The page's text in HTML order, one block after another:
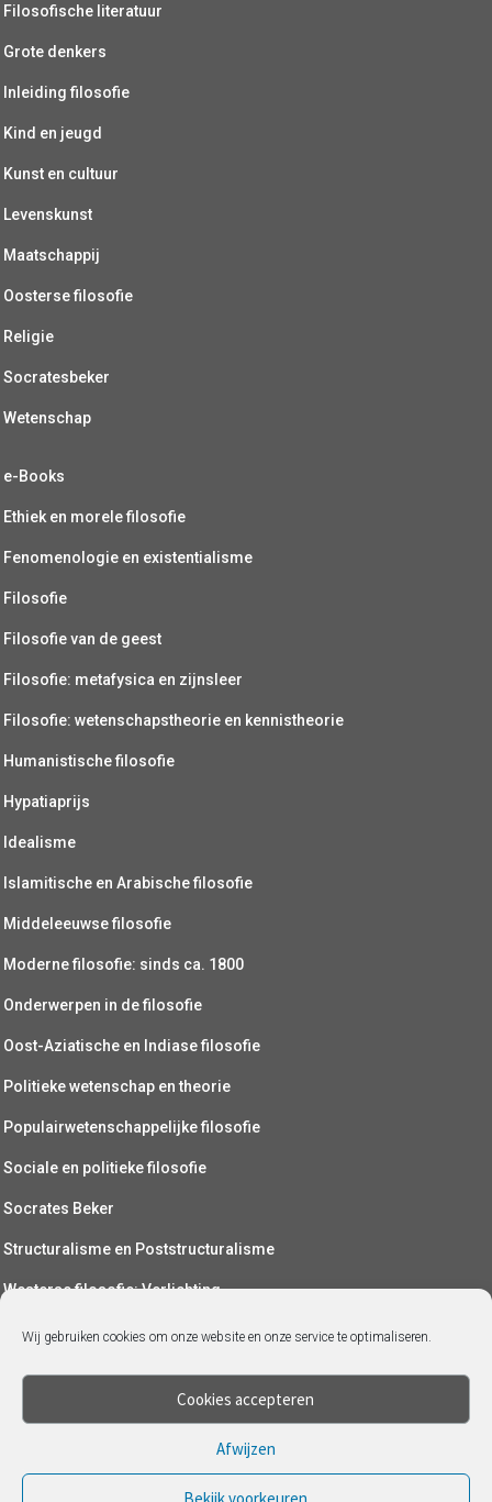
Wij gebruiken cookies om onze website en onze service te optimaliseren.
Cookies accepteren
Afwijzen
Bekijk voorkeuren
Filosofische literatuur
Grote denkers
Inleiding filosofie
Kind en jeugd
Kunst en cultuur
Levenskunst
Maatschappij
Oosterse filosofie
Religie
Socratesbeker
Wetenschap
e-Books
Ethiek en morele filosofie
Fenomenologie en existentialisme
Filosofie
Filosofie van de geest
Filosofie: metafysica en zijnsleer
Filosofie: wetenschapstheorie en kennistheorie
Humanistische filosofie
Hypatiaprijs
Idealisme
Islamitische en Arabische filosofie
Middeleeuwse filosofie
Moderne filosofie: sinds ca. 1800
Onderwerpen in de filosofie
Oost-Aziatische en Indiase filosofie
Politieke wetenschap en theorie
Populairwetenschappelijke filosofie
Sociale en politieke filosofie
Socrates Beker
Structuralisme en Poststructuralisme
Westerse filosofie: Verlichting
Wetenschapsfilosofie
Yoga (als filosofie)